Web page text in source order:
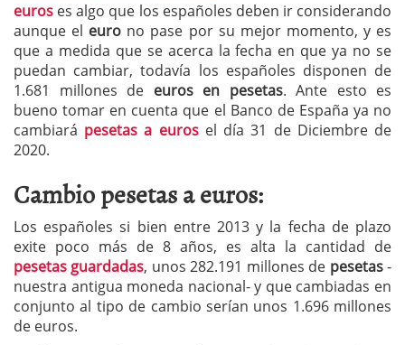
euros es algo que los españoles deben ir considerando
aunque el euro no pase por su mejor momento, y es
que a medida que se acerca la fecha en que ya no se
puedan cambiar, todavía los españoles disponen de
1.681 millones de euros en pesetas. Ante esto es
bueno tomar en cuenta que el Banco de España ya no
cambiará pesetas a eurosel día 31 de Diciembre de
2020.
Cambio pesetas a euros:
Los españoles si bien entre 2013 y la fecha de plazo
exite poco más de 8 años, es alta la cantidad de
pesetas guardadas, unos 282.191 millones de pesetas-
nuestra antigua moneda nacional- y que cambiadas en
conjunto al tipo de cambio serían unos 1.696 millones
de euros.